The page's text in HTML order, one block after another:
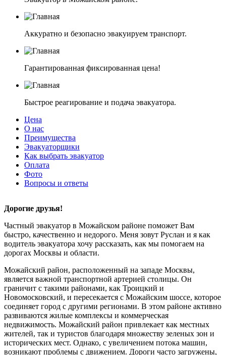
Аккуратно и безопасно эвакуируем транспорт.
Гарантированная фиксированная цена!
Быстрое реагирование и подача эвакуатора.
Цена
О нас
Преимущества
Эвакуаторщики
Как выбрать эвакуатор
Оплата
Фото
Вопросы и ответы
Дорогие друзья!
Частный эвакуатор в Можайском районе поможет Вам
быстро, качественно и недорого. Меня зовут Руслан и я как
водитель эвакуатора хочу рассказать, как мы помогаем на
дорогах Москвы и области.
Можайский район, расположенный на западе Москвы,
является важной транспортной артерией столицы. Он
граничит с такими районами, как Троицкий и
Новомосковский, и пересекается с Можайским шоссе, которое
соединяет город с другими регионами. В этом районе активно
развиваются жилые комплексы и коммерческая
недвижимость. Можайский район привлекает как местных
жителей, так и туристов благодаря множеству зеленых зон и
исторических мест. Однако, с увеличением потока машин,
возникают проблемы с движением. Дороги часто загружены,